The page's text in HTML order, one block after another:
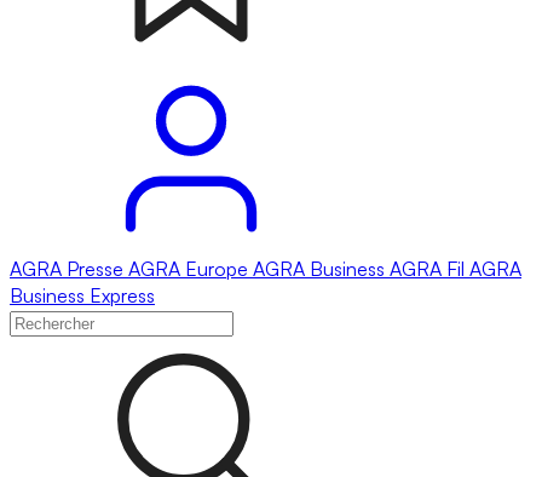
AGRA Presse AGRA Europe AGRA Business AGRA Fil AGRA
Business Express